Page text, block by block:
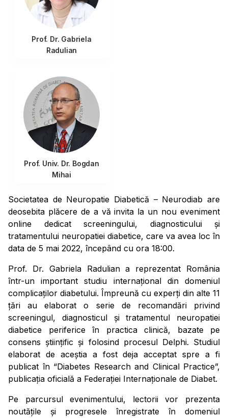
Prof. Dr. Gabriela
Radulian
Prof. Univ. Dr. Bogdan
Mihai
Societatea de Neuropatie Diabetică – Neurodiab are
deosebita plăcere de a vă invita la un nou eveniment
online dedicat screeningului, diagnosticului și
tratamentului neuropatiei diabetice, care va avea loc în
data de 5 mai 2022, începând cu ora 18:00.
Prof. Dr. Gabriela Radulian a reprezentat România
într-un important studiu internațional din domeniul
complicaților diabetului. Împreună cu experți din alte 11
țări au elaborat o serie de recomandări privind
screeningul, diagnosticul și tratamentul neuropatiei
diabetice periferice în practica clinică, bazate pe
consens științific și folosind procesul Delphi. Studiul
elaborat de aceștia a fost deja acceptat spre a fi
publicat în “Diabetes Research and Clinical Practice”,
publicația oficială a Federației Internaționale de Diabet.
Pe parcursul evenimentului, lectorii vor prezenta
noutățile și progresele înregistrate în domeniul